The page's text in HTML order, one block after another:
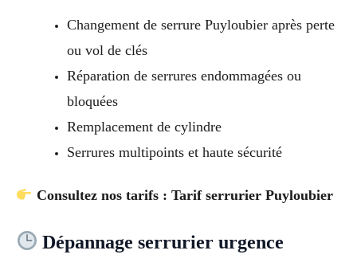
Changement de serrure Puyloubier après perte
ou vol de clés
Réparation de serrures endommagées ou
bloquées
Remplacement de cylindre
Serrures multipoints et haute sécurité
Consultez nos tarifs : Tarif serrurier Puyloubier
Dépannage serrurier urgence